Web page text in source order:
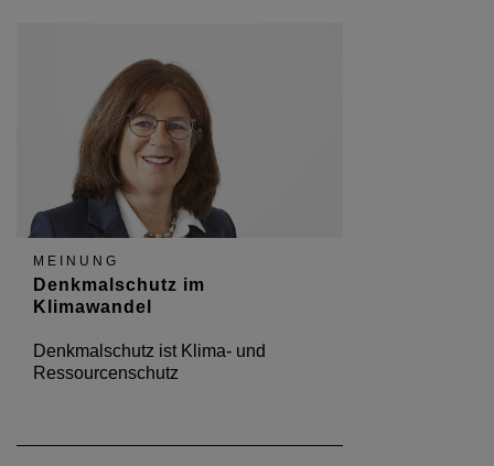
MEINUNG
Denkmalschutz im
Klimawandel
Denkmalschutz ist Klima- und
Ressourcenschutz